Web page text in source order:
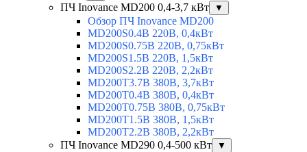
ПЧ Inovance MD200 0,4-3,7 кВт ▼
Обзор ПЧ Inovance MD200
MD200S0.4B 220В, 0,4кВт
MD200S0.75B 220В, 0,75кВт
MD200S1.5B 220В, 1,5кВт
MD200S2.2B 220В, 2,2кВт
MD200T3.7B 380В, 3,7кВт
MD200T0.4B 380В, 0,4кВт
MD200T0.75B 380В, 0,75кВт
MD200T1.5B 380В, 1,5кВт
MD200T2.2B 380В, 2,2кВт
ПЧ Inovance MD290 0,4-500 кВт
▼